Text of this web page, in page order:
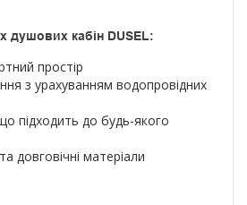
душових кабін DUSEL:
простір
з урахуванням водопровідних
підходить до будь-якого
довговічні матеріали